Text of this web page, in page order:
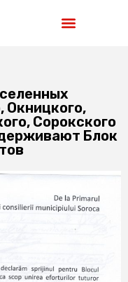
Окницкого,
Сорокского
Блок